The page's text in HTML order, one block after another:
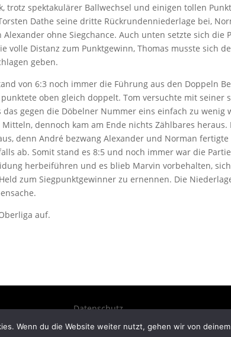
trotz spektakulärer Ballwechsel und einigen tollen
Dathe seine dritte Rückrundenniederlage bei,
ohne Siegchance. Auch unten setzte sich die
volle Distanz zum Punktgewinn, Thomas musste sich
geben.
von 6:3 noch immer die Führung aus den Doppeln
oben gleich doppelt. Tom versuchte mit seiner
gegen die Döbelner Nummer eins einfach zu wenig
dennoch kam am Ende nichts Zählbares heraus.
denn André bezwang Alexander und Norman
ab. Somit stand es 8:5 und noch immer war die
herbeiführen und es blieb Marvin vorbehalten,
zum Siegpunktgewinner zu ernennen. Die
auf.
Datenschutz
Wenn du die Website weiter nutzt, gehen wir von